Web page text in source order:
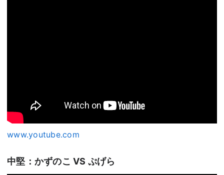
www.youtube.com
中堅：かずのこ VS ぷげら